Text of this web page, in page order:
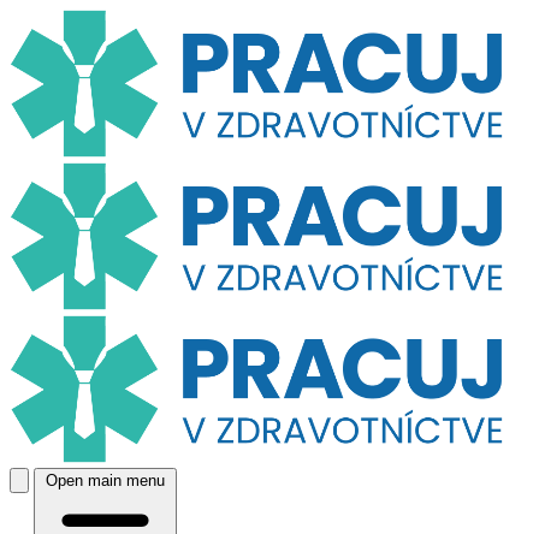
Open main menu